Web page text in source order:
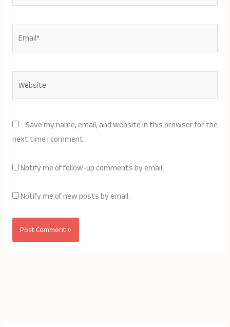
Save my name, email, and website in this browser for the
next time I comment.
Notify me of follow-up comments by email.
Notify me of new posts by email.